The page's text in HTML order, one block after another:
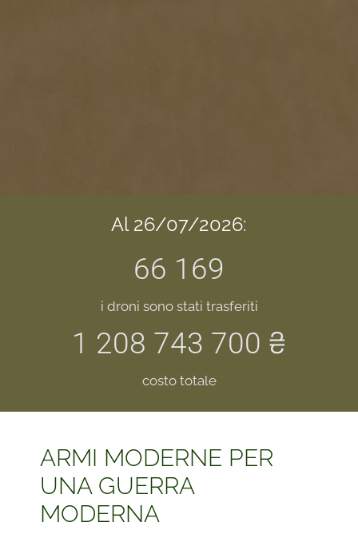
Al 26/07/2026:
66 169
i droni sono stati trasferiti
1 208 743 700 ₴
costo totale
ARMI MODERNE PER
UNA GUERRA
MODERNA